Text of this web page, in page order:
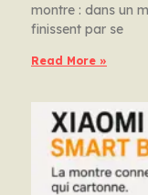
montre : dans un
finissent par se
Read More »